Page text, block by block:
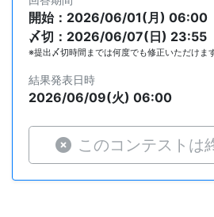
開始：2026/06/01(月) 06:00
〆切：2026/06/07(日) 23:55
※提出〆切時間までは何度でも修正いただけます
結果発表日時
2026/06/09(火) 06:00
このコンテストは